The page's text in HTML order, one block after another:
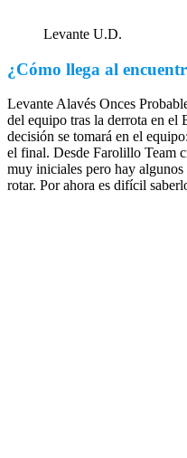
Levante U.D.
¿Cómo llega al
Levante Alavés Onces
del equipo tras la derrota en el
decisión se tomará en el
el final. Desde Farolillo Team
muy iniciales pero hay
rotar. Por ahora es difícil